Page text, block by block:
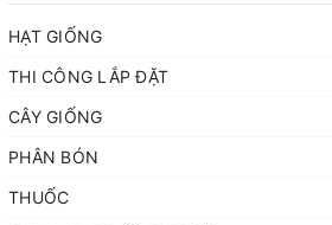
HẠT GIỐNG
THI CÔNG LẮP ĐẶT
CÂY GIỐNG
PHÂN BÓN
THUỐC